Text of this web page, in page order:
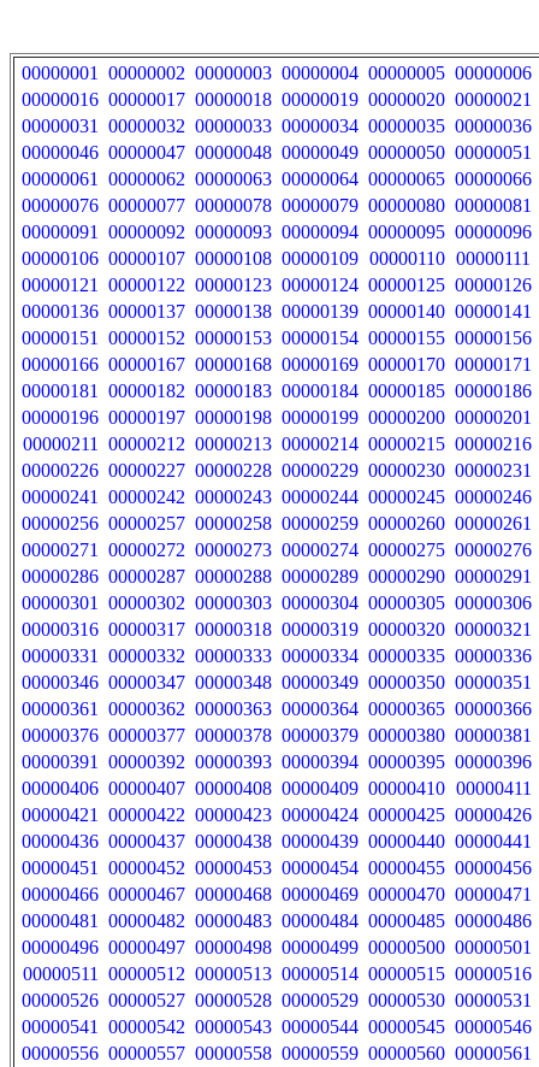
00000001 00000002 00000003 00000004 00000005 00000006
00000016 00000017 00000018 00000019 00000020 00000021
00000031
00000032 00000033 00000034 00000035 00000036
00000046 00000047 00000048 00000049 00000050 00000051
00000061
00000062 00000063 00000064 00000065 00000066
00000076 00000077 00000078 00000079 00000080 00000081
00000091
00000092 00000093 00000094 00000095 00000096
00000106 00000107 00000108 00000109 00000110 00000111
00000121
00000122 00000123 00000124 00000125 00000126
00000136 00000137 00000138 00000139 00000140 00000141
00000151
00000152 00000153 00000154 00000155 00000156
00000166 00000167 00000168 00000169 00000170 00000171
00000181
00000182 00000183 00000184 00000185 00000186
00000196 00000197 00000198 00000199 00000200 00000201
00000211
00000212 00000213 00000214 00000215 00000216
00000226 00000227 00000228 00000229 00000230 00000231
00000241
00000242 00000243 00000244 00000245 00000246
00000256 00000257 00000258 00000259 00000260 00000261
00000271
00000272 00000273 00000274 00000275 00000276
00000286 00000287 00000288 00000289 00000290 00000291
00000301
00000302 00000303 00000304 00000305 00000306
00000316 00000317 00000318 00000319 00000320 00000321
00000331
00000332 00000333 00000334 00000335 00000336
00000346 00000347 00000348 00000349 00000350 00000351
00000361
00000362 00000363 00000364 00000365 00000366
00000376 00000377 00000378 00000379 00000380 00000381
00000391
00000392 00000393 00000394 00000395 00000396
00000406 00000407 00000408 00000409 00000410 00000411
00000421
00000422 00000423 00000424 00000425 00000426
00000436 00000437 00000438 00000439 00000440 00000441
00000451
00000452 00000453 00000454 00000455 00000456
00000466 00000467 00000468 00000469 00000470 00000471
00000481
00000482 00000483 00000484 00000485 00000486
00000496 00000497 00000498 00000499 00000500 00000501
00000511
00000512 00000513 00000514 00000515 00000516
00000526 00000527 00000528 00000529 00000530 00000531
00000541
00000542 00000543 00000544 00000545 00000546
00000556 00000557 00000558 00000559 00000560 00000561